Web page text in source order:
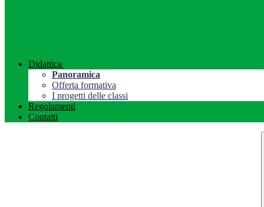
Didattica
Panoramica
Offerta formativa
I progetti delle classi
Regolamenti
Contatti